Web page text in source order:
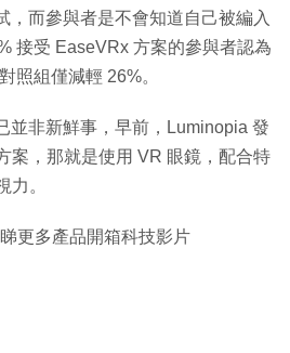
，而參與者是不會知道自己被編入
接受 EaseVRx 方案的參與者認為
照組僅減輕 26%。
並非新鮮事，早前，Luminopia 發
案，那就是使用 VR 眼鏡，配合特
力。
睇更多產品開箱科技影片